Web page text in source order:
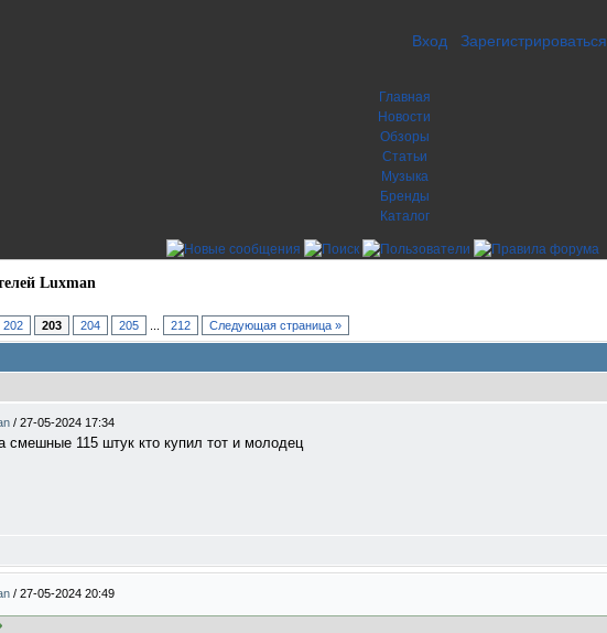
Вход Зарегистрироваться
Главная
Новости
Обзоры
Статьи
Музыка
Бренды
Каталог
Luxman
202 203 204 205 212 Следующая страница »
/ 27-05-2024 17:34
115 штук кто купил тот и молодец
/ 27-05-2024 20:49